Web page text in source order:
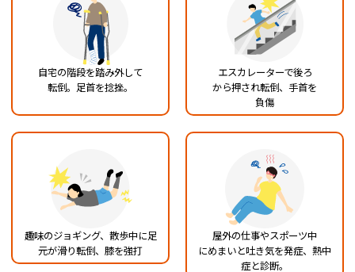
自宅の階段を踏み外して
転倒。足首を捻挫。
エスカレーターで後ろ
から押され転倒、手首を
負傷
趣味のジョギング、散歩中に足
元が滑り転倒、膝を強打
屋外の仕事やスポーツ中
にめまいと吐き気を発症、 熱中
症と診断。